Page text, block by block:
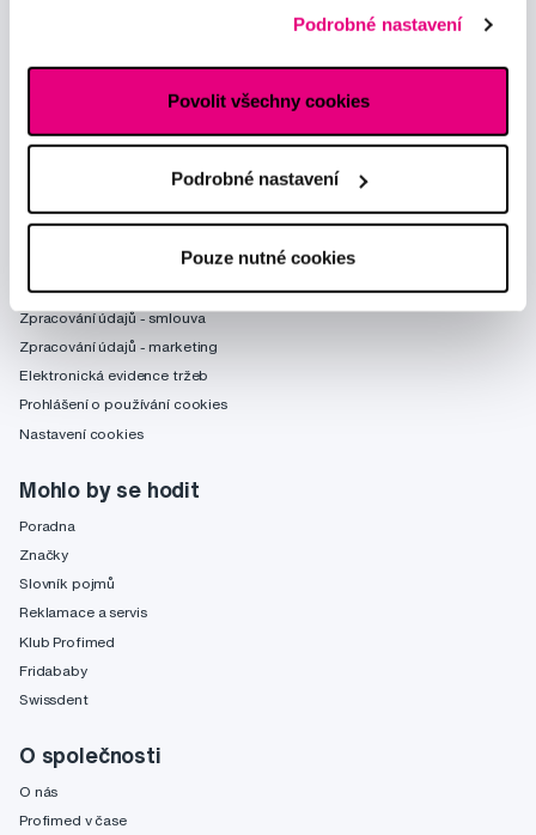
Podrobné nastavení
Povolit všechny cookies
Podrobné nastavení
Pouze nutné cookies
obchod@profimed.cz
Vše o nákupu
Způsob doručení
Zpracování údajů - smlouva
Zpracování údajů - marketing
Elektronická evidence tržeb
Prohlášení o používání cookies
Nastavení cookies
Mohlo by se hodit
Poradna
Značky
Slovník pojmů
Reklamace a servis
Klub Profimed
Fridababy
Swissdent
O společnosti
O nás
Profimed v čase